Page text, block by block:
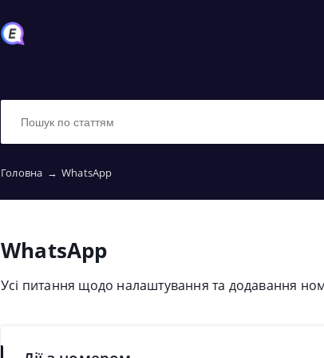
Головна → WhatsApp
WhatsApp
Усі питання щодо налаштування та додавання